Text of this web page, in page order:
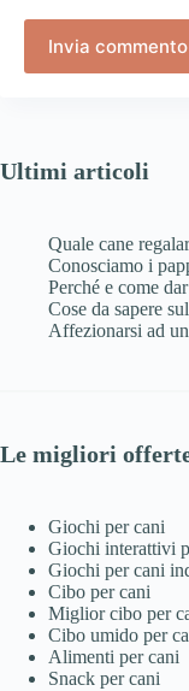
Invia commento
Ultimi articoli
Quale cane
Conosciamo i
Perché e come
Cose da sapere
Affezionarsi ad
Le migliori
Giochi per cani
Giochi interattivi
Giochi per cani
Cibo per cani
Miglior cibo per
Cibo umido per
Alimenti per cani
Snack per cani